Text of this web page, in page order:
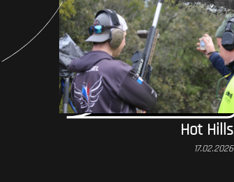
Hot Hills
17.02.2026